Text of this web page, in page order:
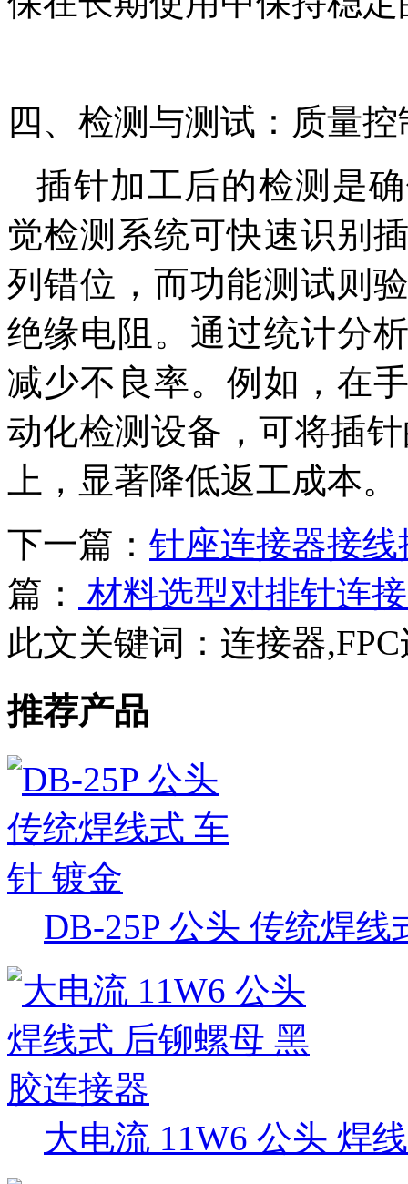
四、检测与测试：质量
插针加工后的检测是
觉检测系统可快速识别
列错位，而功能测试则
绝缘电阻。通过统计分
减少不良率。例如，在
动化检测设备，可将插
上，显著降低返工成本。
下一篇： 针座连接器接
篇：
材料选型对排针连
此文关键词： 连接器
推荐产品
DB-25P 公头 传统焊线
大电流 11W6 公头 焊